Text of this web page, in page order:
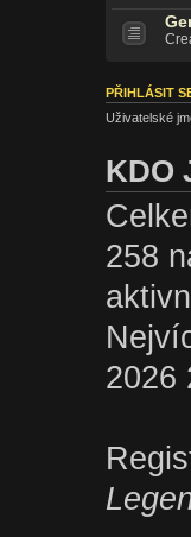
PŘIHLÁSIT
Uživatelské
KDO
258
2026